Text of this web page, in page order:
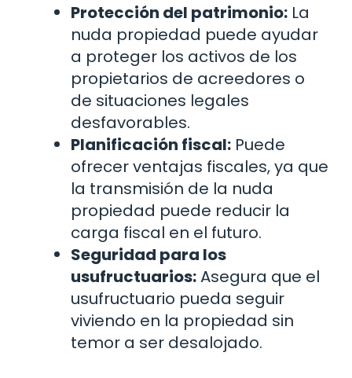
Protección del patrimonio: La
nuda propiedad puede ayudar
a proteger los activos de los
propietarios de acreedores o
de situaciones legales
desfavorables.
Planificación fiscal: Puede
ofrecer ventajas fiscales, ya que
la transmisión de la nuda
propiedad puede reducir la
carga fiscal en el futuro.
Seguridad para los
usufructuarios:Asegura que el
usufructuario pueda seguir
viviendo en la propiedad sin
temor a ser desalojado.